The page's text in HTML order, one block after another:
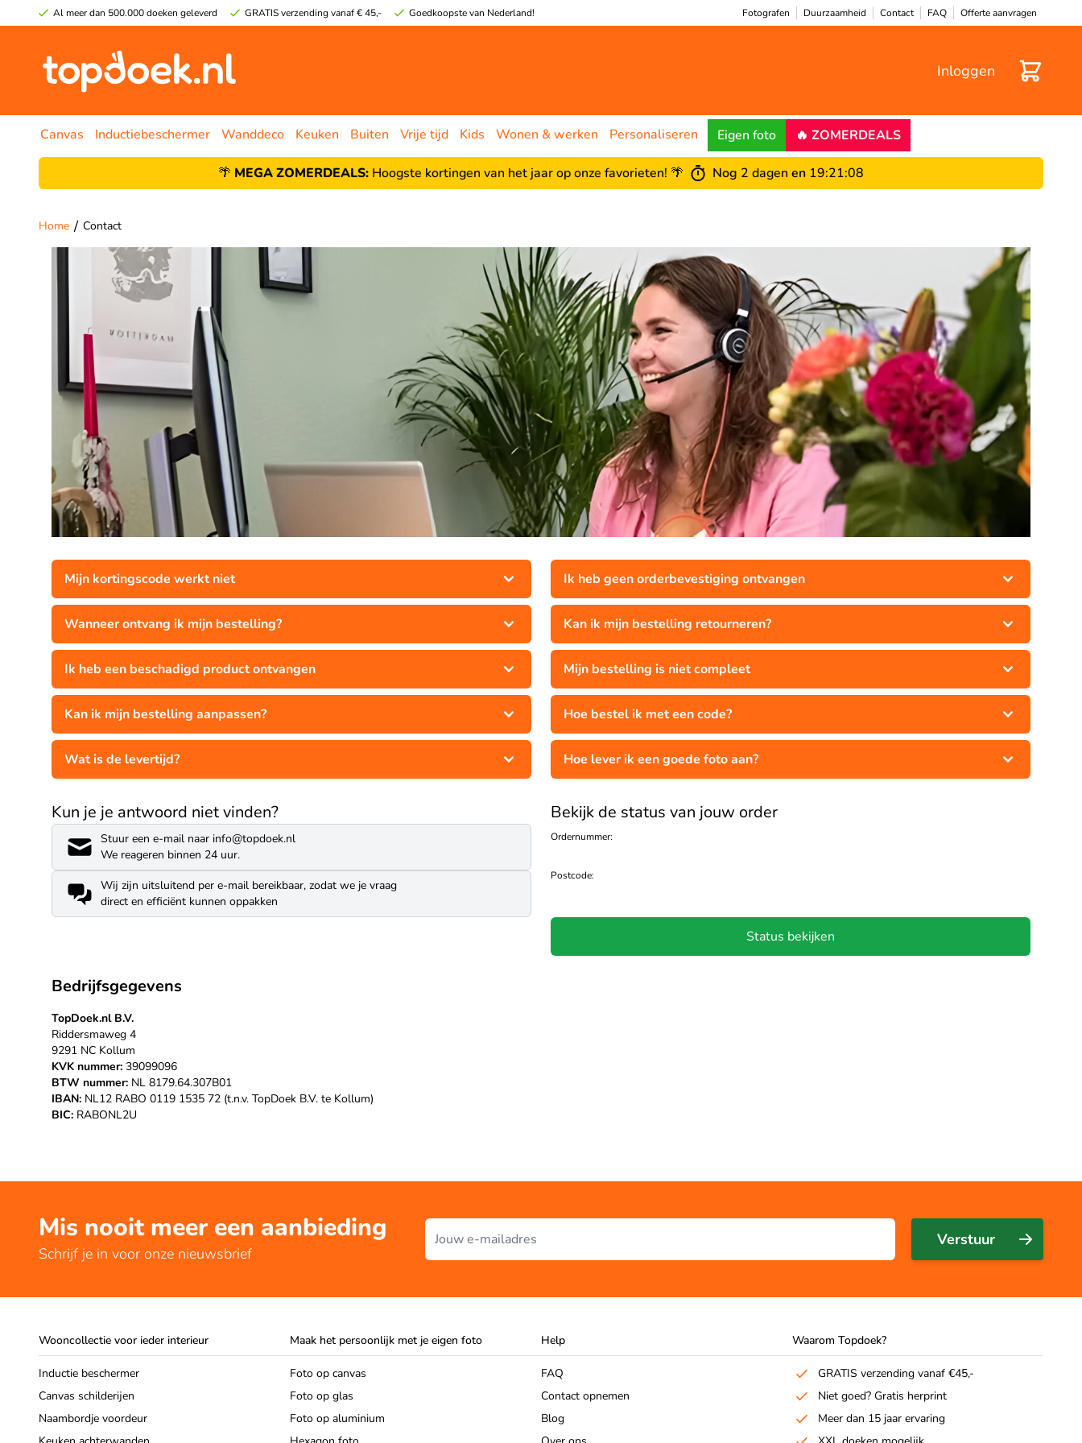
Al meer dan 500.000 doeken geleverd GRATIS verzending vanaf € 45,- Goedkoopste van Nederland! Fotografen Duurzaamheid Contact FAQ Offerte aanvragen
Inloggen
Canvas Inductiebeschermer Wanddeco Keuken Buiten Vrije tijd Kids Wonen & werken Personaliseren Eigen foto 🔥 ZOMERDEALS
🌴 MEGA ZOMERDEALS: Hoogste kortingen van het jaar op onze favorieten! 🌴 Nog 2 dagen en 19:21:07
Home / Contact
Contact Topdoek.nl
Mijn kortingscode werkt niet
Wanneer ontvang ik mijn bestelling?
Ik heb een beschadigd product ontvangen
Kan ik mijn bestelling aanpassen?
Wat is de levertijd?
Ik heb geen orderbevestiging ontvangen
Kan ik mijn bestelling retourneren?
Mijn bestelling is niet compleet
Hoe bestel ik met een code?
Hoe lever ik een goede foto aan?
Kun je je antwoord niet vinden?
Stuur een e-mail naar info@topdoek.nl
We reageren binnen 24 uur.
Wij zijn uitsluitend per e-mail bereikbaar, zodat we je vraag
direct en efficiënt kunnen oppakken
Bekijk de status van jouw order
Ordernummer:
Postcode:
Status bekijken
Bedrijfsgegevens
TopDoek.nl B.V.
Riddersmaweg 4
9291 NC Kollum
KVK nummer: 39099096
BTW nummer: NL 8179.64.307B01
IBAN: NL12 RABO 0119 1535 72 (t.n.v. TopDoek B.V. te Kollum)
BIC: RABONL2U
Mis nooit meer een aanbieding
Schrijf je in voor onze nieuwsbrief
E-mailadres
Verstuur
Wooncollectie voor ieder interieur
Inductie beschermer
Canvas schilderijen
Naambordje voordeur
Maak het persoonlijk met je eigen foto
Foto op canvas
Foto op glas
Foto op aluminium
Help
FAQ
Contact opnemen
Blog
Waarom Topdoek?
GRATIS verzending vanaf €45,-
Niet goed? Gratis herprint
Meer dan 15 jaar ervaring